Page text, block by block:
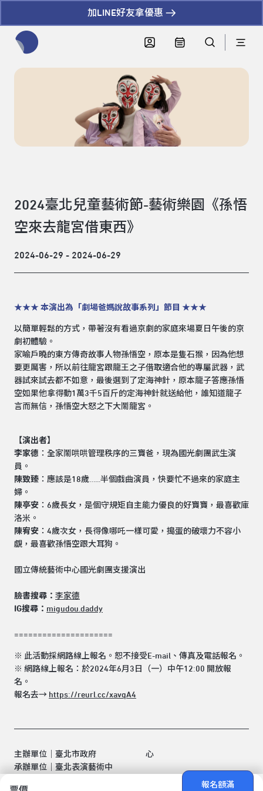
加LINE好友拿優惠
報名額滿
2024臺北兒童藝術節-藝術樂園《孫悟
空來去龍宮借東西》
2024-06-29 - 2024-06-29
★★★ 本演出為「劇場爸媽說故事系列」節目 ★★★
以簡單輕鬆的方式，帶著沒有看過京劇的家庭來場夏日午後的京
劇初體驗。
家喻戶曉的東方傳奇故事人物孫悟空，原本是隻石猴，因為他想
要更厲害，所以前往龍宮跟龍王之子借取適合他的專屬武器，武
器試來試去都不如意，最後選到了定海神針，原本龍子答應孫悟
空如果他拿得動1萬3千5百斤的定海神針就送給他，誰知道龍子
言而無信，孫悟空大怒之下大鬧龍宮。
【演出者】
李家德 ：全家鬧哄哄管理秩序的三寶爸，現為國光劇團武生演
員。
陳致臻 ：應該是18歲…...半個戲曲演員，快要忙不過來的家庭主
婦。
陳亭安 ：6歲長女，是個守規矩自主能力優良的好寶寶，最喜歡庫
洛米。
陳宥安 ：4歲次女，長得像哪吒一樣可愛，搗蛋的破壞力不容小
覷，最喜歡孫悟空跟大耳狗。
國立傳統藝術中心國光劇團支援演出
臉書搜尋： 李家德
IG搜尋： migudou.daddy
=====================
※ 此活動採網路線上報名。恕不接受E-mail、傳真及電話報名。
※ 網路線上報名：於2024年6月3日（一）中午12:00 開放報
名。
報名去→ https://reurl.cc/xavqA4
主辦單位｜臺北市政府
承辦單位｜臺北表演藝術中
心